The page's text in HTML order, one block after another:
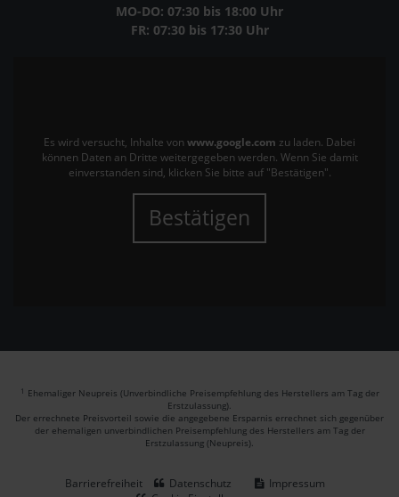
MO-DO: 07:30 bis 18:00 Uhr
FR: 07:30 bis 17:30 Uhr
Es wird versucht, Inhalte von www.google.com zu laden. Dabei
können Daten an Dritte weitergegeben werden. Wenn Sie damit
einverstanden sind, klicken Sie bitte auf "Bestätigen".
Bestätigen
1 Ehemaliger Neupreis (Unverbindliche Preisempfehlung des Herstellers am Tag der
Erstzulassung).
Der errechnete Preisvorteil sowie die angegebene Ersparnis errechnet sich gegenüber
der ehemaligen unverbindlichen Preisempfehlung des Herstellers am Tag der
Erstzulassung (Neupreis).
Barrierefreiheit Datenschutz
Impressum